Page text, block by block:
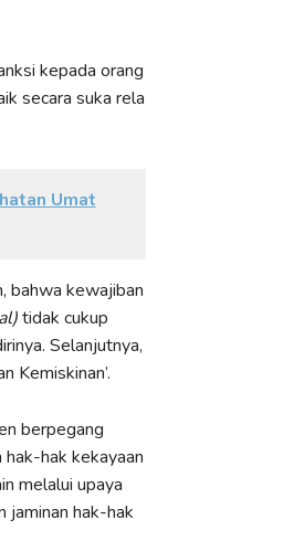
kepada orang
secara suka rela
Umat
bahwa kewajiban
tidak cukup
Selanjutnya,
Kemiskinan’.
berpegang
hak kekayaan
melalui upaya
jaminan hak-hak